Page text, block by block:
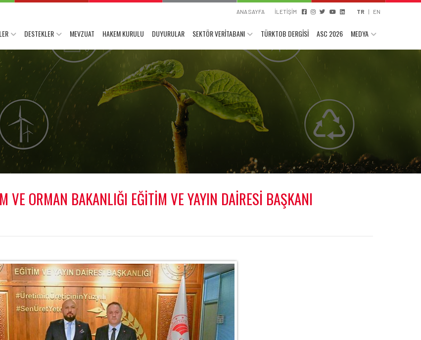
ANA SAYFA İLETİŞİM TR | EN
DESTEKLER MEVZUAT HAKEM KURULU DUYURULAR SEKTÖR VERİTABANI TÜRKTOB DERGİSİ ASC 2026 MEDYA
VE ORMAN BAKANLIĞI EĞİTİM VE YAYIN DAİRESİ BAŞKANI